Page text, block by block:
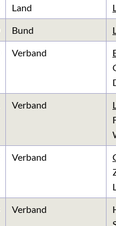
Land
Bund
Verband
Verband
Verband
Verband